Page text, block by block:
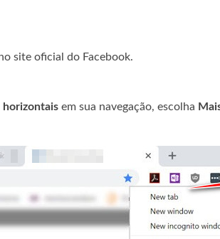
site oficial do Facebook.
horizontais em sua navegação, escolha